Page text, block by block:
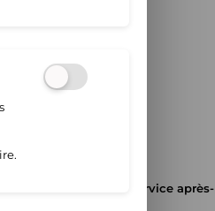
d’effectuer le service après-